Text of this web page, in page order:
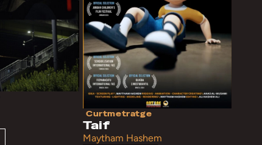
Curtmetratge
Taif
Maytham Hashem